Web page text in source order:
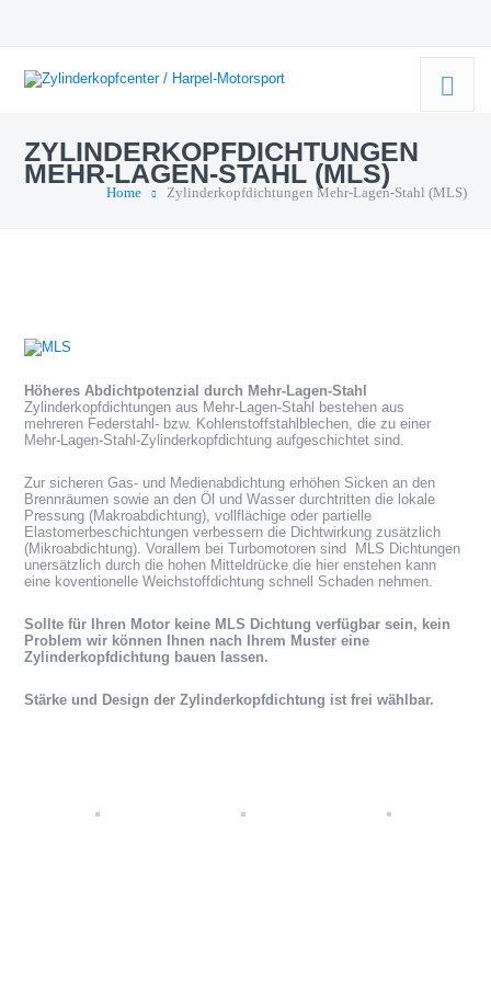
ZYLINDERKOPFDICHTUNGEN
MEHR-LAGEN-STAHL (MLS)
Home Zylinderkopfdichtungen Mehr-Lagen-Stahl (MLS)
Höheres Abdichtpotenzial durch Mehr-Lagen-Stahl
Zylinderkopfdichtungen aus Mehr-Lagen-Stahl bestehen aus
mehreren Federstahl- bzw. Kohlenstoffstahlblechen, die zu einer
Mehr-Lagen-Stahl-Zylinderkopfdichtung aufgeschichtet sind.
Zur sicheren Gas- und Medienabdichtung erhöhen Sicken an den
Brennräumen sowie an den Öl und Wasser durchtritten die lokale
Pressung (Makroabdichtung), vollflächige oder partielle
Elastomerbeschichtungen verbessern die Dichtwirkung zusätzlich
(Mikroabdichtung). Vorallem bei Turbomotoren sind MLS Dichtungen
unersätzlich durch die hohen Mitteldrücke die hier enstehen kann
eine koventionelle Weichstoffdichtung schnell Schaden nehmen.
Sollte für Ihren Motor keine MLS Dichtung verfügbar sein, kein
Problem wir können Ihnen nach Ihrem Muster eine
Zylinderkopfdichtung bauen lassen.
Stärke und Design der Zylinderkopfdichtung ist frei wählbar.